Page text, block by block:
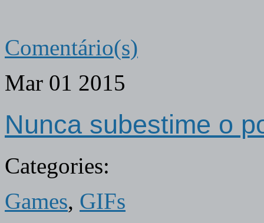
Comentário(s)
Mar 01 2015
Nunca subestime o
Categories:
Games, GIFs